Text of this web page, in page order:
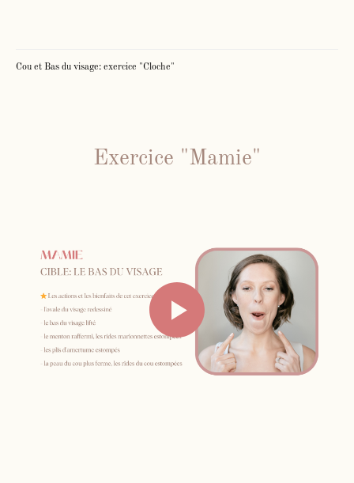
Cou et Bas du visage: exercice "Cloche"
Exercice "Mamie"
individuels
Inst Fb